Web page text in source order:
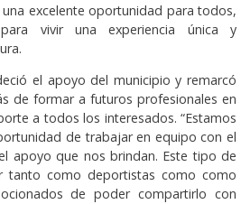
excelente oportunidad para todos,
vivir una experiencia única y
el apoyo del municipio y remarcó
de formar a futuros profesionales en
a todos los interesados. “Estamos
de trabajar en equipo con el
apoyo que nos brindan. Este tipo de
tanto como deportistas como como
de poder compartirlo con